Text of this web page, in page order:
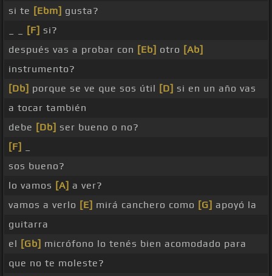
si te [Ebm] gusta?
[F] si?
después vas a probar con [Eb] otro [Ab]
instrumento?
[Db] porque se ve que sos útil [D] si en un año vas
a tocar también
debe [Db] ser bueno o no?
[F]
sos bueno?
lo vamos [A] a ver?
vamos a verlo [E] mirá canchero como [G] apoyó la
guitarra
el [Gb] micrófono lo tenés bien acomodado para
que no te moleste?